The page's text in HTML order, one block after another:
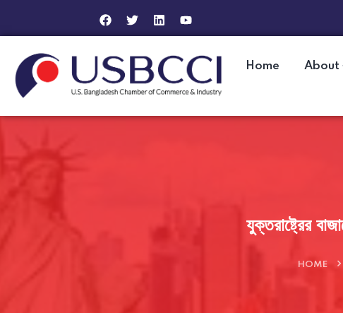
Home About
যুক্তরাষ্ট্রের
HOME